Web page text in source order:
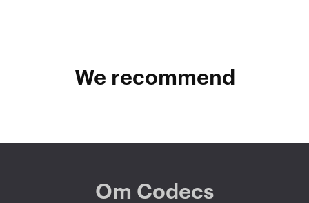
We recommend
Om Codecs